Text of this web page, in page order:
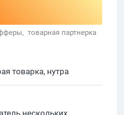
товарная партнерка
товарка, нутра